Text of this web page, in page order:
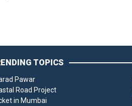
TOPICS
Pawar
Road Project
in Mumbai